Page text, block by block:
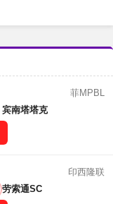
菲MPBL
宾南塔塔克
印西隆联
劳索通SC